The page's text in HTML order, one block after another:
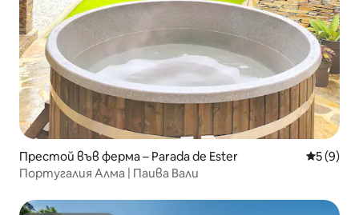
Престой във ферма – Parada de Ester Средна
5 (9)
Португалия Алма | Паива Вали